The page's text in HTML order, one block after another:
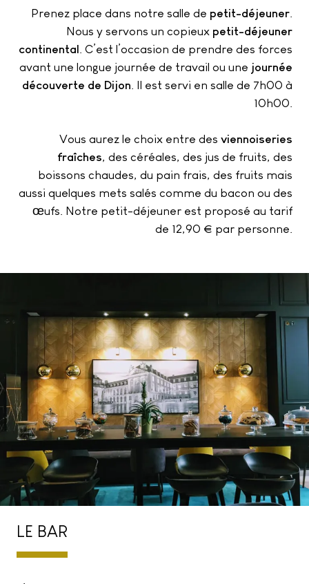
Prenez place dans notre salle de petit-déjeuner
Nous y servons un copieux petit-déjeuner
continental . C’est l’occasion de prendre des forces
avant une longue journée de travail ou une journée
découverte de Dijon . Il est servi en salle de 7h00 à
10h00.
Vous aurez le choix entre des viennoiseries
fraîches, des céréales, des jus de fruits, des
boissons chaudes, du pain frais, des fruits mais
aussi quelques mets salés comme du bacon ou des
œufs. Notre petit-déjeuner est proposé au tarif
de 12,90 € par personne.
LE BAR